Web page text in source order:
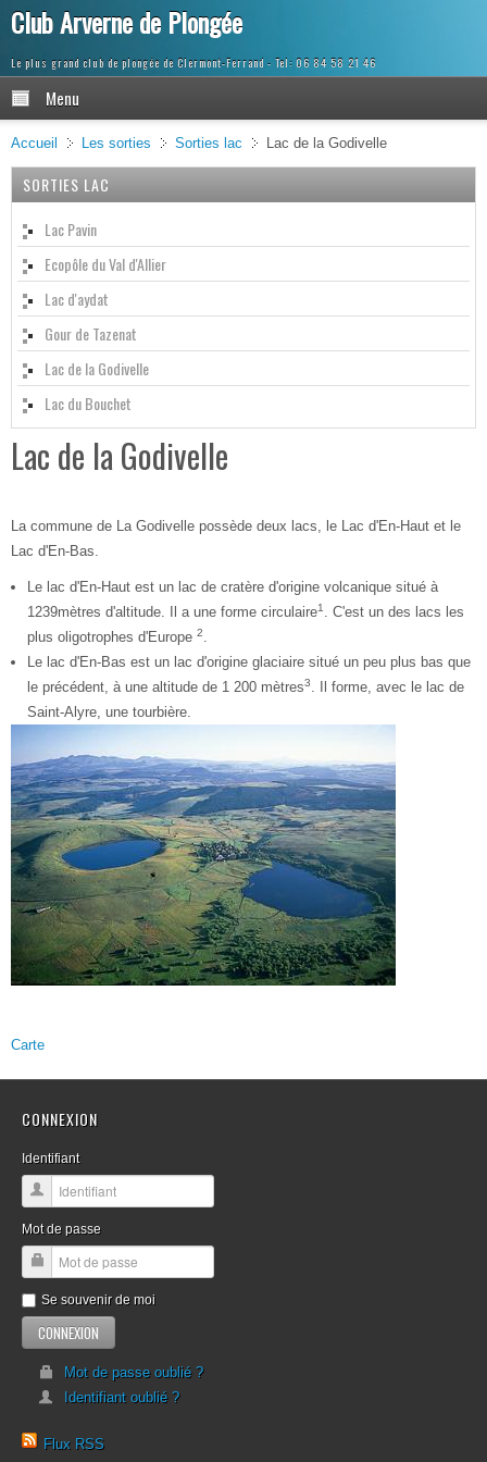
Club Arverne de Plongée
Le plus grand club de plongée de Clermont-Ferrand
Menu
Accueil Les sorties Sorties lac Lac de la Godivelle
SORTIES LAC
Lac Pavin
Ecopôle du Val d'Allier
Lac d'aydat
Gour de Tazenat
Lac de la Godivelle
Lac du Bouchet
Lac de la Godivelle
La commune de La Godivelle possède deux lacs, le Lac d'En-Haut et le
Lac d'En-Bas.
Le lac d'En-Haut est un lac de cratère d'origine volcanique situé à
1239mètres d'altitude. Il a une forme circulaire1 . C'est un des lacs les
plus oligotrophes d'Europe 2.
Le lac d'En-Bas est un lac d'origine glaciaire situé un peu plus bas que
le précédent, à une altitude de 1 200 mètres3. Il forme, avec le lac de
Saint-Alyre, une tourbière.
Carte
CONNEXION
Identifiant
Mot de passe
Se souvenir de moi
Mot de passe oublié ?
Identifiant oublié ?
Flux RSS